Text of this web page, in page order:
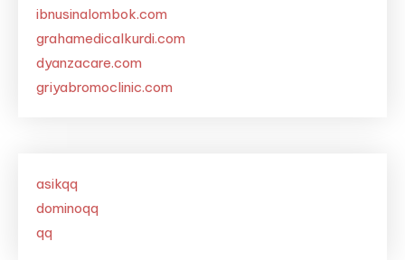
ibnusinalombok.com
grahamedicalkurdi.com
dyanzacare.com
griyabromoclinic.com
asikqq
dominoqq
qq